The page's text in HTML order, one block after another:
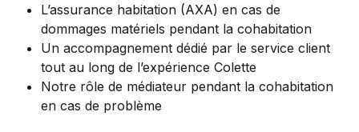
L’assurance habitation (AXA) en cas de
dommages matériels pendant la cohabitation
Un accompagnement dédié par le service client
tout au long de l’expérience Colette
Notre rôle de médiateur pendant la cohabitation
en cas de problème